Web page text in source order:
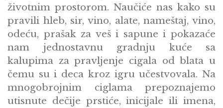
životnim prostorom. Naučiće nas kako su
pravili hleb, sir, vino, alate, nameštaj, vino,
odeću, prašak za veš i sapune i pokazaće
nam jednostavnu gradnju kuće sa
kalupima za pravljenje cigala od blata u
čemu su i deca kroz igru učestvovala. Na
mnogobrojnim ciglama prepoznajemo
utisnute dečije prstiće, inicijale ili imena,